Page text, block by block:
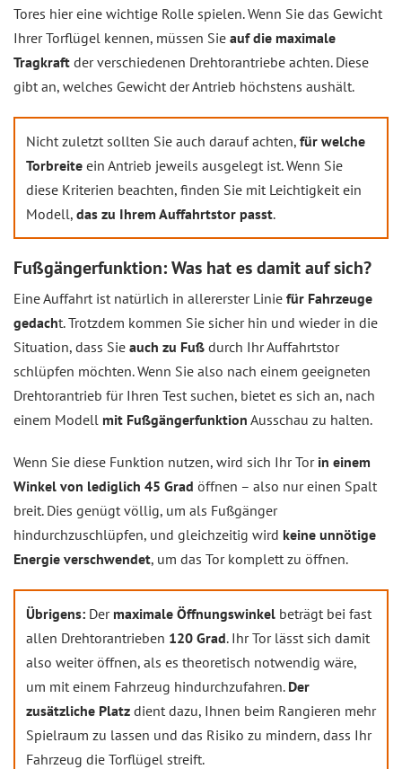
Tores hier eine wichtige Rolle spielen. Wenn Sie das Gewicht
Ihrer Torflügel kennen, müssen Sie auf die maximale
Tragkraft der verschiedenen Drehtorantriebe achten. Diese
gibt an, welches Gewicht der Antrieb höchstens aushält.
Nicht zuletzt sollten Sie auch darauf achten, für welche
Torbreite ein Antrieb jeweils ausgelegt ist. Wenn Sie
diese Kriterien beachten, finden Sie mit Leichtigkeit ein
Modell, das zu Ihrem Auffahrtstor passt.
Fußgängerfunktion: Was hat es damit auf sich?
Eine Auffahrt ist natürlich in allererster Linie für Fahrzeuge
gedacht. Trotzdem kommen Sie sicher hin und wieder in die
Situation, dass Sie auch zu Fuß durch Ihr Auffahrtstor
schlüpfen möchten. Wenn Sie also nach einem geeigneten
Drehtorantrieb für Ihren Test suchen, bietet es sich an, nach
einem Modell mit Fußgängerfunktion Ausschau zu halten.
Wenn Sie diese Funktion nutzen, wird sich Ihr Tor in einem
Winkel von lediglich 45 Grad öffnen – also nur einen Spalt
breit. Dies genügt völlig, um als Fußgänger
hindurchzuschlüpfen, und gleichzeitig wird keine unnötige
Energie verschwendet, um das Tor komplett zu öffnen.
Übrigens: Der maximale Öffnungswinkel beträgt bei fast
allen Drehtorantrieben 120 Grad. Ihr Tor lässt sich damit
also weiter öffnen, als es theoretisch notwendig wäre,
um mit einem Fahrzeug hindurchzufahren. Der
zusätzliche Platz dient dazu, Ihnen beim Rangieren mehr
Spielraum zu lassen und das Risiko zu mindern, dass Ihr
Fahrzeug die Torflügel streift.